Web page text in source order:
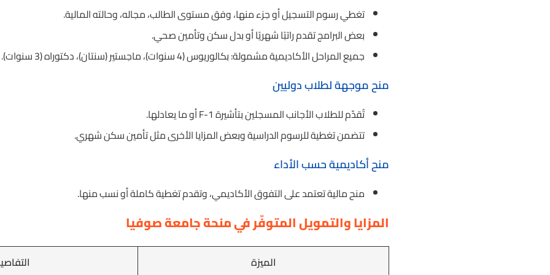
تغطي رسوم التسجيل أو جزء منها، وفق مستوى الطالب، مجاله، وحالته المالية.
بعض البرامج تقدم راتبًا شهريًا أو بدل سكن وتأمين صحي.
جميع المراحل الأكاديمية مشمولة: بكالوريوس (4 سنوات)، ماجستير (سنتان)، دكتوراه (3 سنوات).
منح موجهة لطلاب دوليين
تُقدّم للطلاب الأجانب المسجلين بتأشيرة F-1 أو ما يعادلها.
تتضمن تغطية للرسوم الدراسية وبعض المزايا الأخرى مثل تأمين سكن شهري.
منح أكاديمية حسب الأداء
منح مالية تعتمد على التفوق الأكاديمي، وتقدم تغطية كاملة أو نسب منها.
المزايا والتمويل المتوفّر في منحة جامعة صوفيا
الميزة